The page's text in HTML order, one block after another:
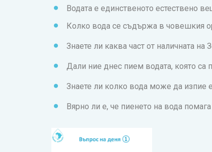
Водата е единственото естествено
Колко вода се съдържа в човешкия
Знаете ли каква част от наличната на
Дали ние днес пием водата, която са
Знаете ли колко вода може да изпие
Вярно ли е, че пиенето на вода помага